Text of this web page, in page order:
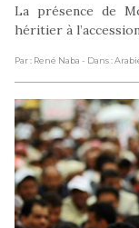
La présence de
héritier à
Par : René Naba - Dans :